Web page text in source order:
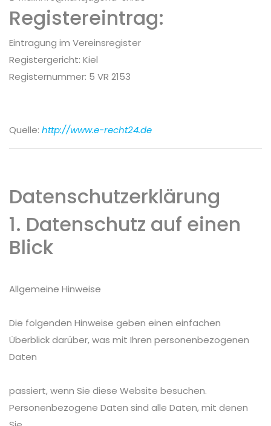
Registereintrag:
Eintragung im Vereinsregister
Registergericht: Kiel
Registernummer: 5 VR 2153
Quelle: http://www.e-recht24.de
Datenschutzerklärung
1. Datenschutz auf einen
Blick
Allgemeine Hinweise
Die folgenden Hinweise geben einen einfachen
Überblick darüber, was mit Ihren personenbezogenen
Daten
passiert, wenn Sie diese Website besuchen.
Personenbezogene Daten sind alle Daten, mit denen